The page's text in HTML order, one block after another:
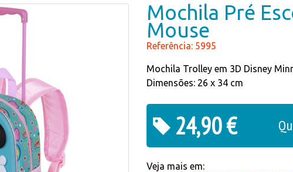
Mochila Pré
Mouse
Referência: 5995
Mochila Trolley em 3D Disney
Dimensões: 26 x 34 cm
24,90 €
Veja mais em: